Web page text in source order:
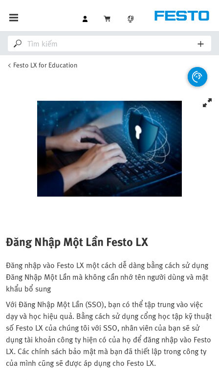
Festo LX for Education
Đăng Nhập Một Lần Festo LX
Đăng nhập vào Festo LX một cách dễ dàng bằng cách sử dụng
Đăng Nhập Một Lần mà không cần nhớ tên người dùng và mật
khẩu bổ sung
Với Đăng Nhập Một Lần (SSO), bạn có thể tập trung vào việc
dạy và học hiệu quả. Bằng cách sử dụng cổng học tập kỹ thuật
số Festo LX của chúng tôi với SSO, nhân viên của bạn sẽ sử
dụng tài khoản công ty hiện có của họ để đăng nhập vào Festo
LX. Các chính sách bảo mật mà bạn đã thiết lập trong công ty
của mình cũng sẽ được áp dụng cho Festo LX.